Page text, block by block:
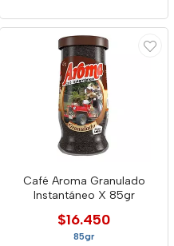
Café Aroma Granulado
Instantáneo X 85gr
$16.450
85gr